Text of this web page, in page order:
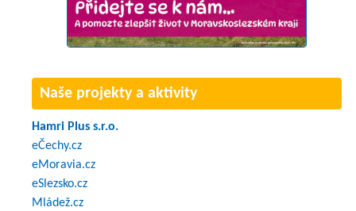
Naše projekty a aktivity
Hamri Plus s.r.o.
eČechy.cz
eMoravia.cz
eSlezsko.cz
Mládež.cz